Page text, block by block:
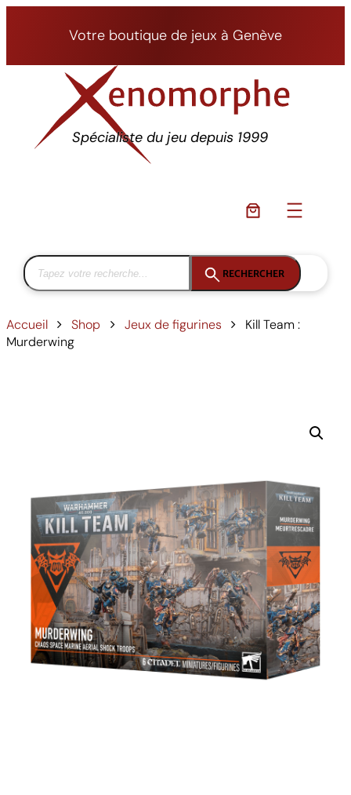
Votre boutique de jeux à Genève
Spécialiste du jeu depuis 1999
RECHERCHER
Accueil Shop Jeux de figurines
Kill Team :
Murderwing